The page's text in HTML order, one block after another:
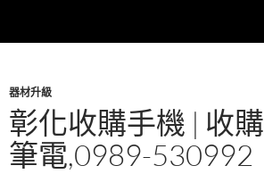
內
容
器材升級
彰化收購手機 | 收
筆電,0989-530992